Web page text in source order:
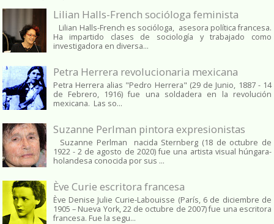
Lilian Halls-French socióloga feminista
Lilian Halls-French es socióloga, asesora política francesa.
Ha impartido clases de sociología y trabajado como
investigadora en diversa...
Petra Herrera revolucionaria mexicana
Petra Herrera alias "Pedro Herrera" (29 de Junio, 1887 - 14
de Febrero, 1916) fue una soldadera en la revolución
mexicana. Las so...
Suzanne Perlman pintora expresionistas
Suzanne Perlman nacida Sternberg (18 de octubre de
1922 - 2 de agosto de 2020) fue una artista visual húngara-
holandesa conocida por sus ...
Ève Curie escritora francesa
Ève Denise Julie Curie-Labouisse (París, 6 de diciembre de
1905 – Nueva York, 22 de octubre de 2007) fue una escritora
francesa. Fue la segu...